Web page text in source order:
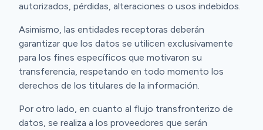
autorizados, pérdidas, alteraciones o usos indebidos.
Asimismo, las entidades receptoras deberán
garantizar que los datos se utilicen exclusivamente
para los fines específicos que motivaron su
transferencia, respetando en todo momento los
derechos de los titulares de la información.
Por otro lado, en cuanto al flujo transfronterizo de
datos, se realiza a los proveedores que serán